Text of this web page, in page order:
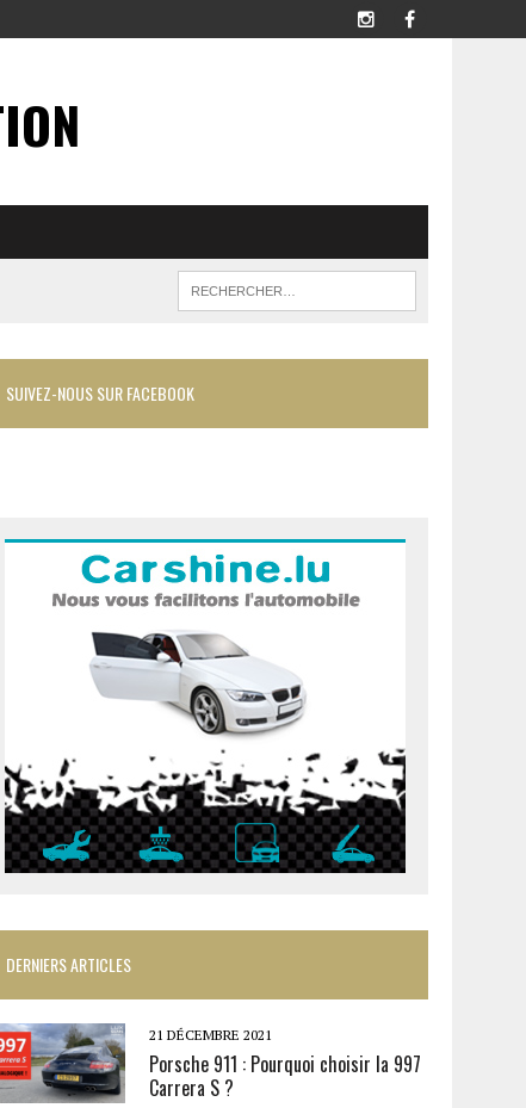
SUIVEZ-NOUS SUR FACEBOOK
DERNIERS ARTICLES
21 DÉCEMBRE 2021
Porsche 911 : Pourquoi choisir la 997
Carrera S ?